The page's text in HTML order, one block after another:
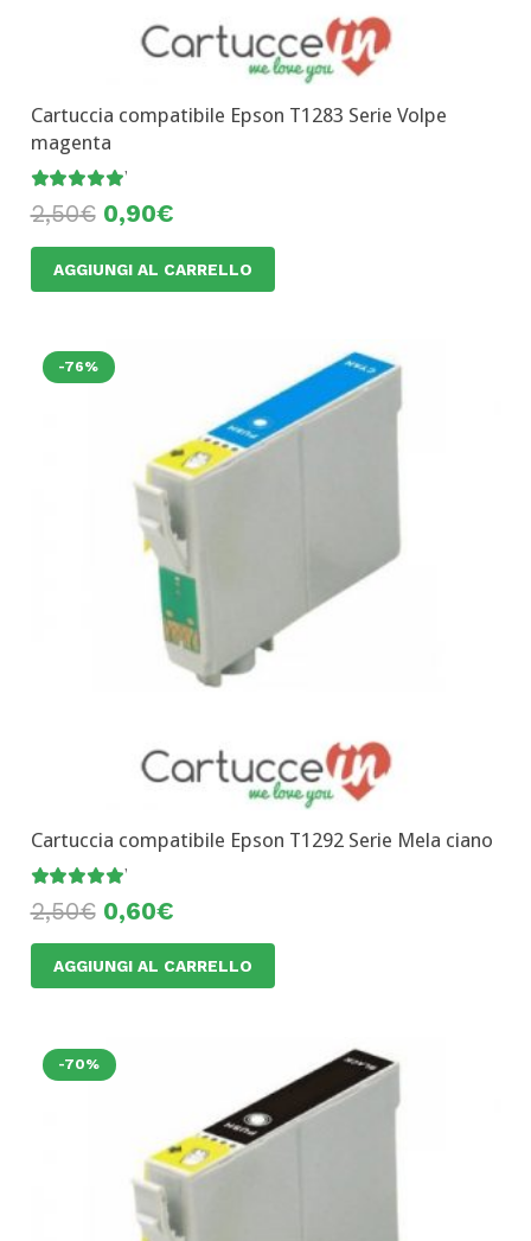
Cartuccia compatibile Epson T1283 Serie Volpe
magenta
Valutato
2,50€ 0,90€
AGGIUNGI AL CARRELLO
-76%
Cartuccia compatibile Epson T1292 Serie Mela ciano
Valutato
2,50€ 0,60€
AGGIUNGI AL CARRELLO
-70%